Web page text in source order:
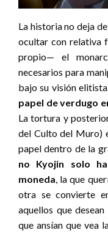
La historia no deja
ocultar con relativa
propio— el
necesarios para
bajo su visión elitista.
papel de verdugo
La tortura y
del Culto del Muro)
papel dentro de la
no Kyojin solo
moneda , la que
otra se convierte
aquellos que
que ansían que vea